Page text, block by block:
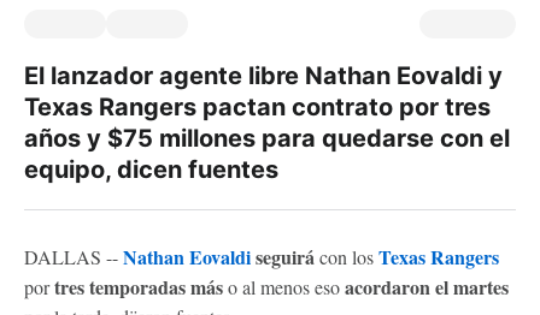
El lanzador agente libre Nathan Eovaldi y
Texas Rangers pactan contrato por tres
años y $75 millones para quedarse con el
equipo, dicen fuentes
DALLAS --Nathan Eovaldiseguirácon losTexas Rangers
portres temporadas máso al menos esoacordaron el martes